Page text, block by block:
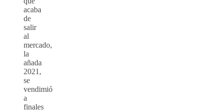
acaba
de
salir
al
mercado,
la
añada
2021,
se
vendimió
a
finales